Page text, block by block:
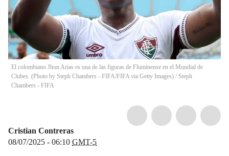
El colombiano Jhon Arias es una de las figuras de Fluminense en el Mundial de
Clubes. (Photo by Steph Chambers - FIFA/FIFA via Getty Images) / Steph
Chambers - FIFA
Cristian Contreras
08/07/2025 - 06:10 GMT-5